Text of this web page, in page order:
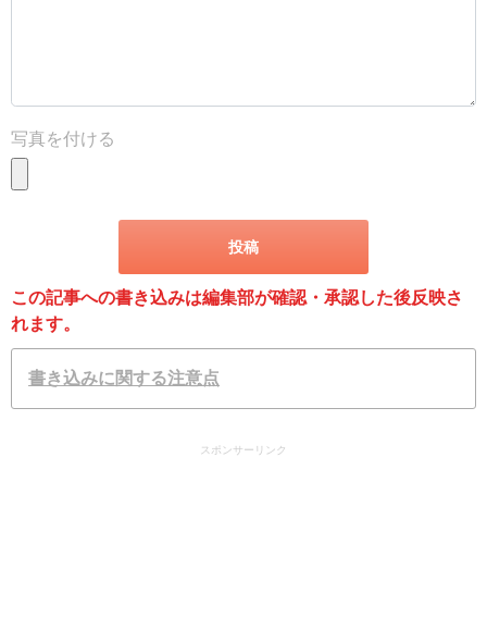
写真を付ける
この記事への書き込みは編集部が確認・承認した後反映さ
れます。
書き込みに関する注意点
スポンサーリンク